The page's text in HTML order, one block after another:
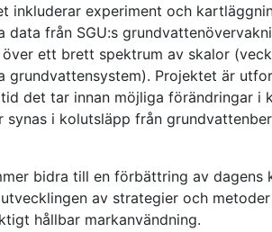
inkluderar experiment och
data från SGU:s
ett brett spektrum av skalor
grundvattensystem). Projektet är
det tar innan möjliga förändringar i
synas i kolutsläpp från
bidra till en förbättring av dagens
av strategier och
hållbar markanvändning.